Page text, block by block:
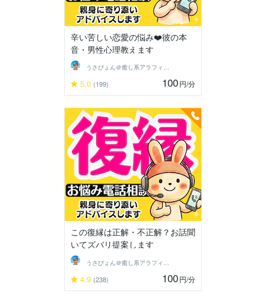
辛い苦しい恋愛の悩み❤️彼の本
音・男性心理教えます
うさぴょん＠癒し系アラフィフ心寄り添い人
5.0 (199) 100円/分
この復縁は正解・不正解？お話聞
いてズバリ提案します
4.9 (238) 100円/分